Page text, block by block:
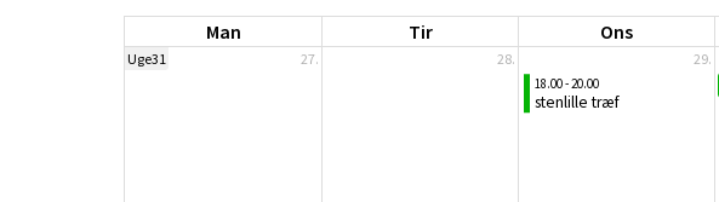
Man Tir Ons
Uge31 27. 28. 29.
18.00 - 20.00
stenlille træf